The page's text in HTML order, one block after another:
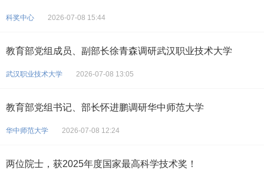
科奖中心 2026-07-08 15:44
教育部党组成员、副部长徐青森调研武汉职业技术大学
武汉职业技术大学 2026-07-08 13:05
教育部党组书记、部长怀进鹏调研华中师范大学
华中师范大学 2026-07-08 12:24
两位院士，获2025年度国家最高科学技术奖！